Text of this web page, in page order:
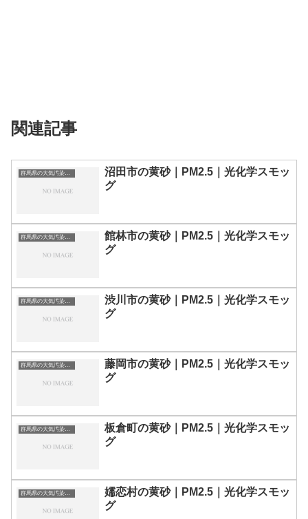
関連記事
群馬県の大気汚染・PM2.5・黄砂・エアロゾルの数値
沼田市の黄砂｜PM2.5｜光化学スモッ
グ
群馬県の大気汚染・PM2.5・黄砂・エアロゾルの数値
館林市の黄砂｜PM2.5｜光化学スモッ
グ
群馬県の大気汚染・PM2.5・黄砂・エアロゾルの数値
渋川市の黄砂｜PM2.5｜光化学スモッ
グ
群馬県の大気汚染・PM2.5・黄砂・エアロゾルの数値
藤岡市の黄砂｜PM2.5｜光化学スモッ
グ
群馬県の大気汚染・PM2.5・黄砂・エアロゾルの数値
板倉町の黄砂｜PM2.5｜光化学スモッ
グ
群馬県の大気汚染・PM2.5・黄砂・エアロゾルの数値
嬬恋村の黄砂｜PM2.5｜光化学スモッ
グ